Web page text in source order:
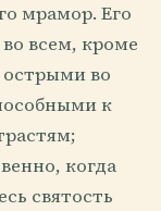
мрамор. Его
всем, кроме
во
к
когда
святость